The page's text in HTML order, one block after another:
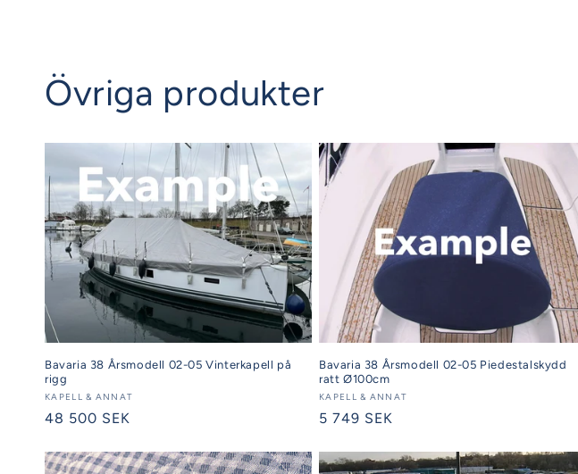
Övriga produkter
Bavaria 38 Årsmodell 02-05 Vinterkapell på
rigg
Säljare:
KAPELL & ANNAT
Ordinarie
48 500 SEK
Bavaria 38 Årsmodell 02-05 Piedestalskydd
ratt Ø100cm
Säljare:
KAPELL & ANNAT
Ordinarie
5 749 SEK